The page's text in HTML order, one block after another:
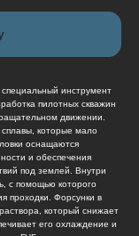
инструмент
пилотных скважин
движении.
которые мало
оснащаются
и обеспечения
под землей. Внутри
с помощью которого
проходки. Форсунки в
который снижает
его охлаждение и